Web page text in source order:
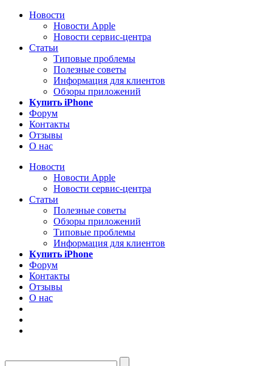
Новости
Новости Apple
Новости сервис-центра
Статьи
Типовые проблемы
Полезные советы
Информация для клиентов
Обзоры приложений
Купить iPhone
Форум
Контакты
Отзывы
О нас
Новости
Новости Apple
Новости сервис-центра
Статьи
Полезные советы
Обзоры приложений
Типовые проблемы
Информация для клиентов
Купить iPhone
Форум
Контакты
Отзывы
О нас